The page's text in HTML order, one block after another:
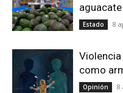
Estado 8
como
Opinión 8